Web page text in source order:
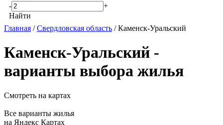
-
+
Найти
Главная /Свердловская область / Каменск-Уральский
Каменск-Уральский -
варианты выбора жилья
Смотреть на картах
Все варианты жилья
на Яндекс Картах